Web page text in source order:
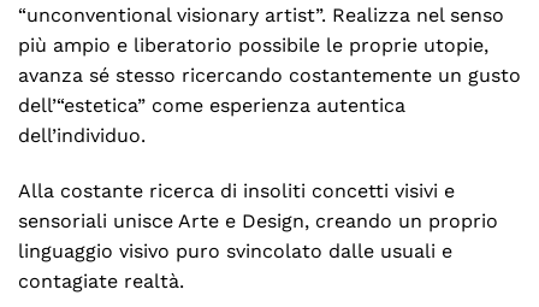
“unconventional visionary artist”. Realizza nel senso
più ampio e liberatorio possibile le proprie utopie,
avanza sé stesso ricercando costantemente un gusto
dell’“estetica” come esperienza autentica
dell’individuo.
Alla costante ricerca di insoliti concetti visivi e
sensoriali unisce Arte e Design, creando un proprio
linguaggio visivo puro svincolato dalle usuali e
contagiate realtà.